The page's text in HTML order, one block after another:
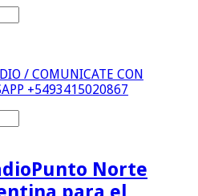
/ COMUNICATE CON
+5493415020867
Punto Norte